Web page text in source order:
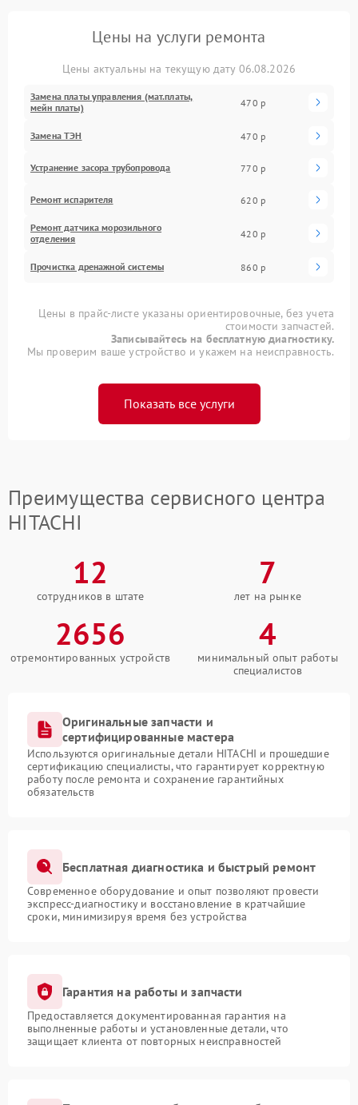
Цены на услуги ремонта
Цены актуальны на текущую дату 06.08.2026
Замена платы управления (мат.платы,
мейн платы)
470 р
Замена ТЭН 470 р
Устранение засора трубопровода 770 р
Ремонт испарителя 620 р
Ремонт датчика морозильного
отделения
420 р
Прочистка дренажной системы 860 р
Цены в прайс-листе указаны ориентировочные, без учета
стоимости запчастей.
Записывайтесь на бесплатную диагностику.
Мы проверим ваше устройство и укажем на неисправность.
Показать все услуги
Преимущества сервисного центра
HITACHI
12
сотрудников в штате
7
лет на рынке
2656
отремонтированных устройств
4
минимальный опыт работы
специалистов
Оригинальные запчасти и
сертифицированные мастера
Используются оригинальные детали HITACHI и прошедшие
сертификацию специалисты, что гарантирует корректную
работу после ремонта и сохранение гарантийных
обязательств
Бесплатная диагностика и быстрый ремонт
Современное оборудование и опыт позволяют провести
экспресс-диагностику и восстановление в кратчайшие
сроки, минимизируя время без устройства
Гарантия на работы и запчасти
Предоставляется документированная гарантия на
выполненные работы и установленные детали, что
защищает клиента от повторных неисправностей